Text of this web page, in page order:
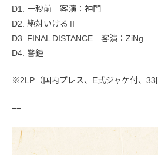
D1. 一秒前 客演：神門
D2. 絶対いけるⅡ
D3. FINAL DISTANCE 客演：ZiNg
D4. 警鐘
※2LP（国内プレス、E式ジャケ付、33
==